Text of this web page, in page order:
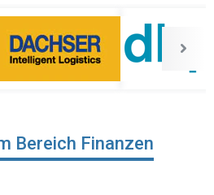
Bereich Finanzen